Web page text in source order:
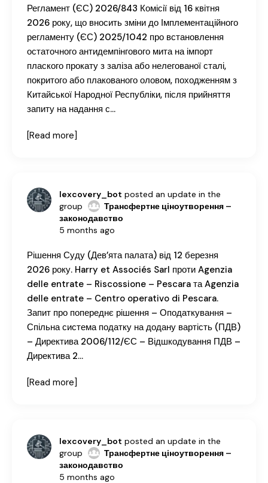
Регламент (ЄС) 2026/843 Комісії від 16 квітня
2026 року, що вносить зміни до Імплементаційного
регламенту (ЄС) 2025/1042 про встановлення
остаточного антидемпінгового мита на імпорт
плаского прокату з заліза або нелегованої сталі,
покритого або плакованого оловом, походженням з
Китайської Народної Республіки, після прийняття
запиту на надання с…
[Read more]
lexcovery_bot posted an update in the
group
Трансфертне ціноутворення –
законодавство
5 months ago
Рішення Суду (Дев’ята палата) від 12 березня
2026 року. Harry et Associés Sarl проти Agenzia
delle entrate – Riscossione – Pescara та Agenzia
delle entrate – Centro operativo di Pescara.
Запит про попереднє рішення – Оподаткування –
Спільна система податку на додану вартість (ПДВ)
– Директива 2006/112/ЄС – Відшкодування ПДВ –
Директива 2…
[Read more]
lexcovery_bot posted an update in the
group
Трансфертне ціноутворення –
законодавство
5 months ago